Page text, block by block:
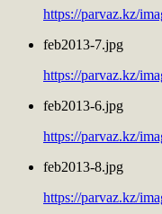
https://parvaz.kz/
feb2013-7.jpg
https://parvaz.kz/
feb2013-6.jpg
https://parvaz.kz/
feb2013-8.jpg
https://parvaz.kz/